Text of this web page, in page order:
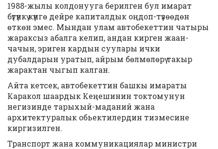
1988-жылы колдонууга берилген бул имарат
бүгүнкү күнгө дейре капиталдык оңдоп-түзөөдөн
өткөн эмес. Мындан улам автобекеттин чатыры
жараксыз абалга келип, андан кирген жаан-
чачын, эриген кардын суулары ички
дубалдарын уратып, айрым бөлмөлөрү такыр
жарактан чыгып калган.
Айта кетсек, автобекеттин башкы имараты
Каракол шаардык Кеңешинин токтомунун
негизинде тарыхый-маданий жана
архитектуралык обьектилердин тизмесине
киргизилген.
Транспорт жана коммуникациялар министри